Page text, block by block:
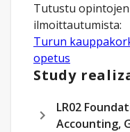
Tutustu
Turun
opetus
Study
LR02
Accounting,